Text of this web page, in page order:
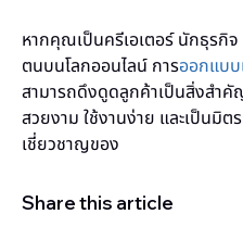
หากคุณเป็นครีเอเตอร์ นักธุรกิ
ตนบนโลกออนไลน์ การออกแบบ
สามารถดึงดูดลูกค้าเป็นสิ่งสำ
สวยงาม ใช้งานง่าย และเป็นมิ
เชี่ยวชาญของ
Share this article